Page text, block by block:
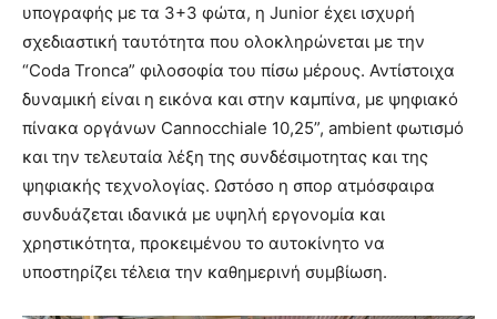
υπογραφής με τα 3+3 φώτα, η Junior έχει ισχυρή
σχεδιαστική ταυτότητα που ολοκληρώνεται με την
“Coda Tronca” φιλοσοφία του πίσω μέρους. Αντίστοιχα
δυναμική είναι η εικόνα και στην καμπίνα, με ψηφιακό
πίνακα οργάνων Cannocchiale 10,25”, ambient φωτισμό
και την τελευταία λέξη της συνδέσιμοτητας και της
ψηφιακής τεχνολογίας. Ωστόσο η σπορ ατμόσφαιρα
συνδυάζεται ιδανικά με υψηλή εργονομία και
χρηστικότητα, προκειμένου το αυτοκίνητο να
υποστηρίζει τέλεια την καθημερινή συμβίωση.